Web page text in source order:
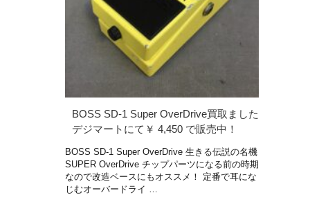
BOSS SD-1 Super OverDrive買取ました
デジマートにて￥ 4,450 で販売中！
BOSS SD-1 Super OverDrive 生きる伝説の名機
SUPER OverDrive チップパーツになる前の時期
なので改造ベースにもオススメ！ 定番で耳にな
じむオーバードライ …